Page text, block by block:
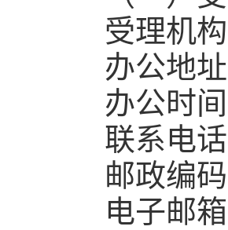
受理机构
办公地址
办公时间
联系电
邮政编码
电子邮箱